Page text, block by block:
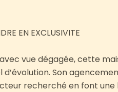
EN EXCLUSIVITE
vue dégagée, cette
Son
recherché en font une